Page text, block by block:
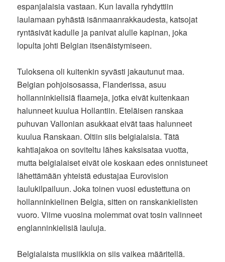
espanjalaisia vastaan. Kun lavalla ryhdyttiin
laulamaan pyhästä isänmaanrakkaudesta, katsojat
ryntäsivät kadulle ja panivat alulle kapinan, joka
lopulta johti Belgian itsenäistymiseen.
Tuloksena oli kuitenkin syvästi jakautunut maa.
Belgian pohjoisosassa, Flanderissa, asuu
hollanninkielisiä flaameja, jotka eivät kuitenkaan
halunneet kuulua Hollantiin. Eteläisen ranskaa
puhuvan Vallonian asukkaat eivät taas halunneet
kuulua Ranskaan. Oltiin siis belgialaisia. Tätä
kahtiajakoa on soviteltu lähes kaksisataa vuotta,
mutta belgialaiset eivät ole koskaan edes onnistuneet
lähettämään yhteistä edustajaa Eurovision
laulukilpailuun. Joka toinen vuosi edustettuna on
hollanninkielinen Belgia, sitten on ranskankielisten
vuoro. Viime vuosina molemmat ovat tosin valinneet
englanninkielisiä lauluja.
Belgialaista musiikkia on siis vaikea määritellä.